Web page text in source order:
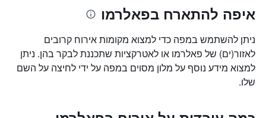
איפה להתארח בפאלרמו
ניתן להשתמש במפה כדי למצוא מקומות אירוח קרובים
לאזור(ים) של פאלרמו או לאטרקציות שתכננת לבקר בהן. ניתן
למצוא מידע נוסף על מלון מסוים במפה על ידי לחיצה על השם
שלו.